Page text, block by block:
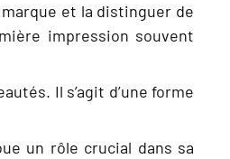
et la distinguer de
impression souvent
Il s’agit d’une forme
un rôle crucial dans sa